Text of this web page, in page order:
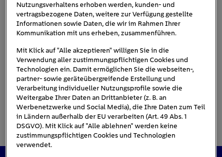
Nutzungsverhaltens erhoben werden, kunden- und
vertragsbezogene Daten, weitere zur Verfügung gestellte
Informationen sowie Daten, die wir im Rahmen Ihrer
Kommunikation mit uns erheben, zusammenführen.
Mit Klick auf "Alle akzeptieren" willigen Sie in die
Verwendung aller zustimmungspflichtigen Cookies und
Technologien ein. Damit ermöglichen Sie die webseiten-,
partner- sowie geräteübergreifende Erstellung und
Verarbeitung individueller Nutzungsprofile sowie die
Weitergabe Ihrer Daten an Drittanbieter (z. B. an
Werbenetzwerke und Social Media), die Ihre Daten zum Teil
in Ländern außerhalb der EU verarbeiten (Art. 49 Abs. 1
DSGVO). Mit Klick auf "Alle ablehnen" werden keine
zustimmungspflichtigen Cookies und Technologien
verwendet.